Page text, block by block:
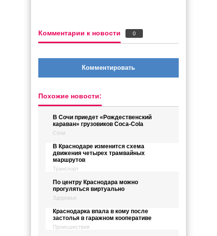
Комментарии к новости 0
Комментировать
Похожие новости:
В Сочи приедет «Рождественский
караван» грузовиков Coca-Cola
Сочи
В Краснодаре изменится схема
движения четырех трамвайных
маршрутов
Транспорт
По центру Краснодара можно
прогуляться виртуально
Здоровье
Краснодарка впала в кому после
застолья в гаражном кооперативе
Происшествия